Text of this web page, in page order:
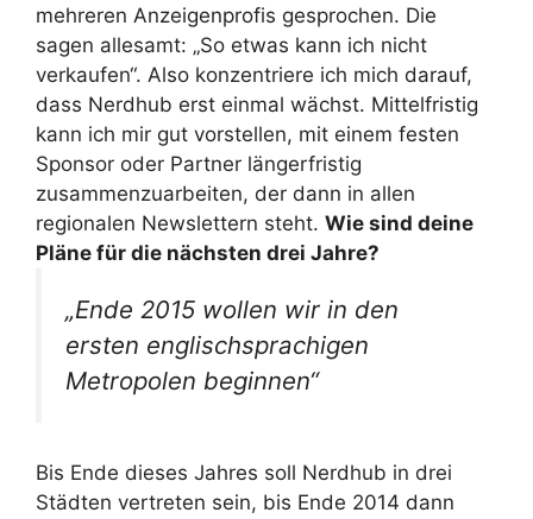
mehreren Anzeigenprofis gesprochen. Die
sagen allesamt: „So etwas kann ich nicht
verkaufen“. Also konzentriere ich mich darauf,
dass Nerdhub erst einmal wächst. Mittelfristig
kann ich mir gut vorstellen, mit einem festen
Sponsor oder Partner längerfristig
zusammenzuarbeiten, der dann in allen
regionalen Newslettern steht. Wie sind deine
Pläne für die nächsten drei Jahre?
„Ende 2015 wollen wir in den
ersten englischsprachigen
Metropolen beginnen“
Bis Ende dieses Jahres soll Nerdhub in drei
Städten vertreten sein, bis Ende 2014 dann